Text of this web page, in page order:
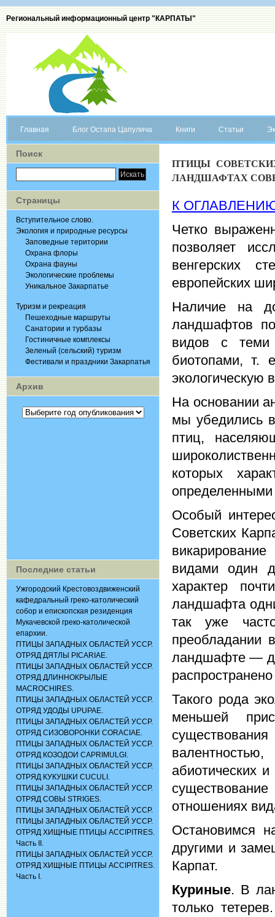
Региональный информационный центр "КАРПАТЫ"
Главная Блог Остапа Цапулича Книги Статьи
Поиск
Страницы
Вступительное слово.
Экология и природные ресурсы
Заповедные територии
Охрана флоры
Охрана фауны
Экологические проблемы
Уникальное Закарпатье
Туризм и рекреация
Пешеходные маршруты
Санатории и турбазы
Гостиничные комплексы
Зеленый (сельский) туризм
Фестивали и праздники Закарпатья
Архив
Последние статьи
Ужгородский Крестовоздвиженский
кафедральный греко-католический
собор и епископская резиденция
Мукачевской греко-католической
епархии.
ПТИЦЫ ЗАПАДНЫХ ОБЛАСТЕЙ УССР.
ОТРЯД ДЯТЛЫ PICARIAE.
ПТИЦЫ ЗАПАДНЫХ ОБЛАСТЕЙ УССР.
ОТРЯД ДЛИННОКРЫЛЫЕ
MACROCHIRES.
ПТИЦЫ ЗАПАДНЫХ ОБЛАСТЕЙ УССР.
ОТРЯД УДОДЫ UPUPAE.
ПТИЦЫ ЗАПАДНЫХ ОБЛАСТЕЙ УССР.
ОТРЯД СИЗОВОРОНКИ CORACIАЕ.
ПТИЦЫ ЗАПАДНЫХ ОБЛАСТЕЙ УССР.
ОТРЯД КОЗОДОИ CAPRIMULGI.
ПТИЦЫ ЗАПАДНЫХ ОБЛАСТЕЙ УССР.
ОТРЯД КУКУШКИ CUCULI.
ПТИЦЫ ЗАПАДНЫХ ОБЛАСТЕЙ УССР.
ОТРЯД СОВЫ STRIGES.
ПТИЦЫ ЗАПАДНЫХ ОБЛАСТЕЙ УССР.
ПТИЦЫ ЗАПАДНЫХ ОБЛАСТЕЙ УССР.
ОТРЯД ХИЩНЫЕ ПТИЦЫ ACCIPITRES.
Часть II.
ПТИЦЫ ЗАПАДНЫХ ОБЛАСТЕЙ УССР.
ОТРЯД ХИЩНЫЕ ПТИЦЫ ACCIPITRES.
Часть I.
ПТИЦЫ
ЛАНДШАФТАХ
К
Четко
позволяет
венгерских
европейских
Наличие на
ландшафтов
видов с теми
биотопами, т.
экологическую
На основании
мы убедились
птиц,
которых
определенными
Особый
Советских
видами один
характер
ландшафта
так уже
преобладании
ландшафте —
Такого рода
меньшей
абиотических
отношениях
Остановимся
другими и
Карпат.
Куриные. В
только